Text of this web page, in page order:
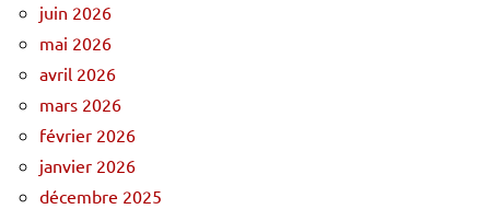
juin 2026
mai 2026
avril 2026
mars 2026
février 2026
janvier 2026
décembre 2025